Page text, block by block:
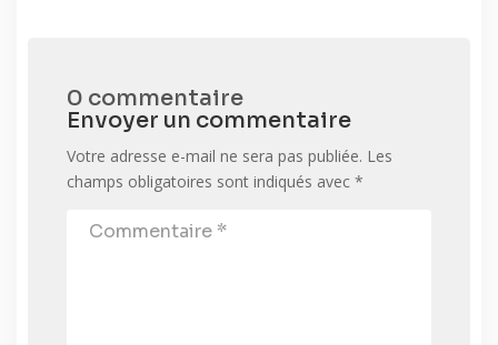
0 commentaire
Envoyer un commentaire
Votre adresse e-mail ne sera pas publiée. Les
champs obligatoires sont indiqués avec *